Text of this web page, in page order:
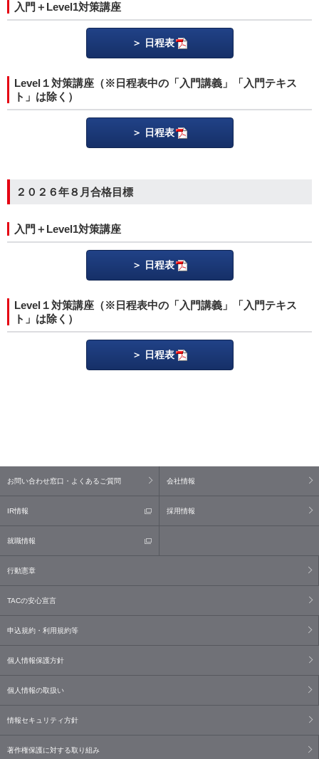
入門＋Level1対策講座
日程表
Level１対策講座（※日程表中の「入門講義」「入門テキス
ト」は除く）
日程表
２０２６年８月合格目標
入門＋Level1対策講座
日程表
Level１対策講座（※日程表中の「入門講義」「入門テキス
ト」は除く）
日程表
お問い合わせ窓口・よくあるご質問 会社情報
IR情報 採用情報
就職情報
行動憲章
TACの安心宣言
申込規約・利用規約等
個人情報保護方針
個人情報の取扱い
情報セキュリティ方針
著作権保護に対する取り組み